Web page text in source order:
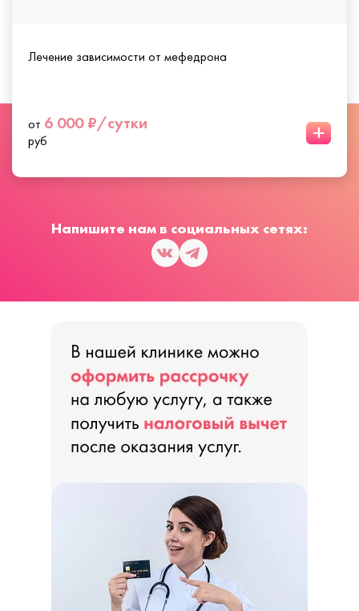
Лечение зависимости от мефедрона
от 6 000 ₽/сутки
руб +
Напишите нам в социальных сетях: